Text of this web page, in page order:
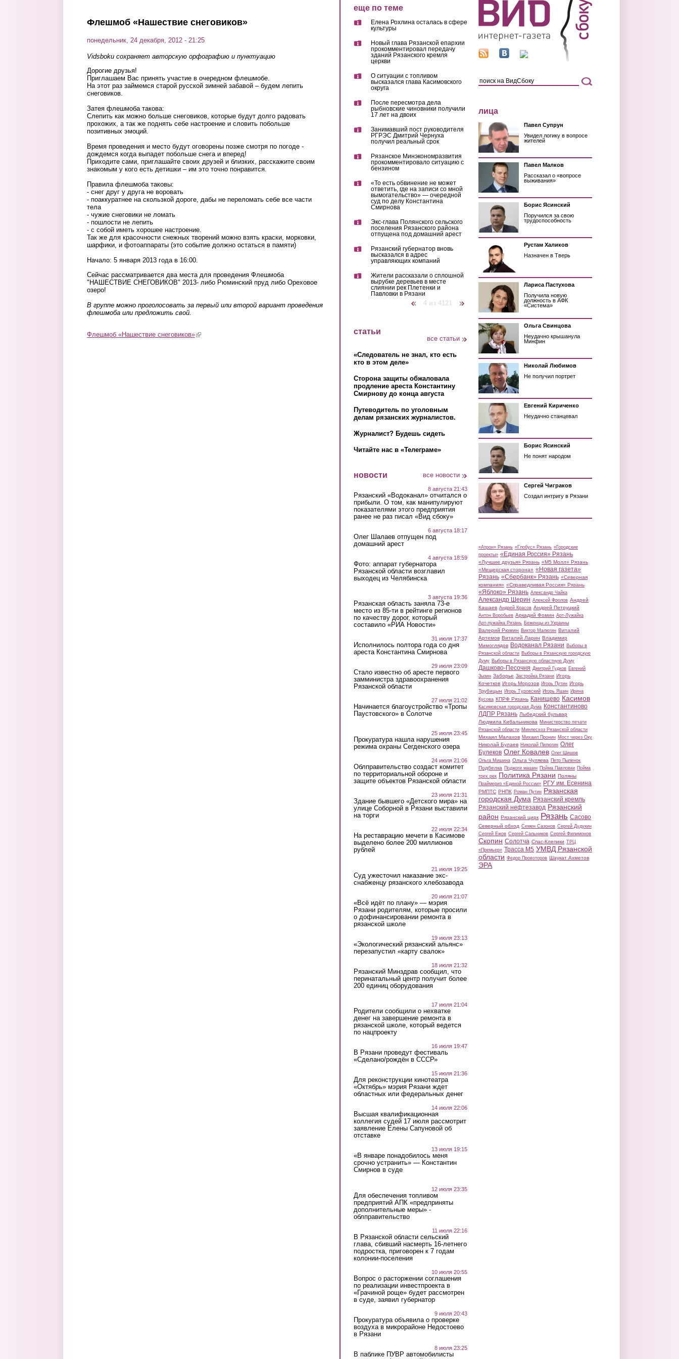
Флешмоб «Нашествие снеговиков»
понедельник, 24 декабря, 2012 - 21:25
Vidsboku сохраняет авторскую орфографию и пунктуацию
Дорогие друзья!
Приглашаем Вас принять участие в очередном флешмобе.
На этот раз займемся старой русской зимней забавой – будем лепить
снеговиков.
Затея флешмоба такова:
Слепить как можно больше снеговиков, которые будут долго радовать
прохожих, а так же поднять себе настроение и словить побольше
позитивных эмоций.
Время проведения и место будут оговорены позже смотря по погоде -
дождемся когда выпадет побольше снега и вперед!
Приходите сами, приглашайте своих друзей и близких, расскажите своим
знакомым у кого есть детишки – им это точно понравится.
Правила флешмоба таковы:
- снег друг у друга не воровать
- поаккуратнее на скользкой дороге, дабы не переломать себе все части
тела
- чужие снеговики не ломать
- пошлости не лепить
- с собой иметь хорошее настроение.
Так же для красочности снежных творений можно взять краски, морковки,
шарфики, и фотоаппараты (это событие должно остаться в памяти)
Начало: 5 января 2013 года в 16:00.
Сейчас рассматривается два места для проведения Флешмоба
"НАШЕСТВИЕ СНЕГОВИКОВ" 2013- либо Рюминский пруд либо Ореховое
озеро!
В группе можно проголосовать за первый или второй вариант проведения
флешмоба или предложить свой.
Флешмоб «Нашествие снеговиков»(link is external)
еще по теме
Елена Рохлина осталась в сфере
культуры
Новый глава Рязанской епархии
прокомментировал передачу
зданий Рязанского кремля
церкви
О ситуации с топливом
высказался глава Касимовского
округа
После пересмотра дела
рыбновские чиновники получили
17 лет на двоих
Занимавший пост руководителя
РГРЭС Дмитрий Чернуха
получил реальный срок
Рязанское Минэкономразвития
прокомментировало ситуацию с
бензином
«То есть обвинение не может
ответить, где на записи со мной
вымогательство» — очередной
суд по делу Константина
Смирнова
Экс-глава Полянского сельского
поселения Рязанского района
отпущена под домашний арест
Рязанский губернатор вновь
высказался в адрес
управляющих компаний
Жители рассказали о сплошной
вырубке деревьев в месте
слиянии рек Плетенки и
Павловки в Рязани
4 из 4121
статьи
все статьи
«Следователь не знал, кто есть
кто в этом деле»
Сторона защиты обжаловала
продление ареста Константину
Смирнову до конца августа
Путеводитель по уголовным
делам рязанских журналистов.
Журналист? Будешь сидеть
Читайте нас в «Телеграме»
новости все новости
8 августа 21:43
Рязанский «Водоканал» отчитался о
прибыли. О том, как манипулируют
показателями этого предприятия
ранее не раз писал «Вид сбоку»
6 августа 18:17
Олег Шалаев отпущен под
домашний арест
4 августа 18:59
Фото: аппарат губернатора
Рязанской области возглавил
выходец из Челябинска
3 августа 19:36
Рязанская область заняла 73-е
место из 85-ти в рейтинге регионов
по качеству дорог, который
составило «РИА Новости»
31 июля 17:37
Исполнилось полтора года со дня
ареста Константина Смирнова
29 июля 23:09
Стало известно об аресте первого
замминистра здравоохранения
Рязанской области
27 июля 21:02
Начинается благоустройство «Тропы
Паустовского» в Солотче
25 июля 23:45
Прокуратура нашла нарушения
режима охраны Сегденского озера
24 июля 21:06
Облправительство создаст комитет
по территориальной обороне и
защите объектов Рязанской области
23 июля 21:31
Здание бывшего «Детского мира» на
улице Соборной в Рязани выставили
на торги
22 июля 22:34
На реставрацию мечети в Касимове
выделено более 200 миллионов
рублей
21 июля 19:25
Суд ужесточил наказание экс-
снабженцу рязанского хлебозавода
20 июля 21:07
«Всё идёт по плану» — мэрия
Рязани родителям, которые просили
о дофинансировании ремонта в
рязанской школе
19 июля 23:13
«Экологический рязанский альянс»
перезапустил «карту свалок»
18 июля 21:32
Рязанский Минздрав сообщил, что
перинатальный центр получит более
200 единиц оборудования
17 июля 21:04
Родители сообщили о нехватке
денег на завершение ремонта в
рязанской школе, который ведется
по нацпроекту
16 июля 19:47
В Рязани проведут фестиваль
«Сделано/рождён в СССР»
15 июля 21:36
Для реконструкции кинотеатра
«Октябрь» мэрия Рязани ждет
областных или федеральных денег
14 июля 22:06
Высшая квалификационная
коллегия судей 17 июля рассмотрит
заявление Елены Сапуновой об
отставке
13 июля 19:15
«В январе понадобилось меня
срочно устранить» — Константин
Смирнов в суде
12 июля 23:35
Для обеспечения топливом
предприятий АПК «предприняты
дополнительные меры» -
облправительство
11 июля 22:16
В Рязанской области сельский
глава, сбивший насмерть 16-летнего
подростка, приговорен к 7 годам
колонии-поселения
10 июля 20:55
Вопрос о расторжении соглашения
по реализации инвестпроекта в
«Грачиной роще» будет рассмотрен
в суде, заявил губернатор
9 июля 20:43
Прокуратура объявила о проверке
воздуха в микрорайоне Недостоево
в Рязани
8 июля 23:25
В паблике ПУВР автомобилисты
лица
Павел Супрун
Увидел логику в вопросе
жителей
Павел Малков
Рассказал о «вопросе
выживания»
Борис Ясинский
Поручился за свою
трудоспособность
Рустам Халиков
Назначен в Тверь
Лариса Пастухова
Получила новую
должность в АФК
«Система»
Ольга Свинцова
Неудачно крышанула
Минфин
Николай Любимов
Не получил портрет
Евгений Кириченко
Неудачно станцевал
Борис Ясинский
Не понят народом
Сергей Чиграков
Создал интригу в Рязани
«Атрон» Рязань «Глобус» Рязань «Городские
проекты» «Единая Россия» Рязань
«Лучшие друзья» Рязань «М5 Молл» Рязань
«Мещерская сторона» «Новая газета»
Рязань «Сбербанк» Рязань «Северная
компания» «Справедливая Россия» Рязань
«Яблоко» Рязань Александр Чайка
Александр Шерин Алексей Фролов Андрей
Кашаев Андрей Красов Андрей Петруцкий
Антон Воробьев Аркадий Фомин Арт-Лужайка
Арт-лужайка Рязань Беженцы из Украины
Валерий Рюмин Виктор Малюгин Виталий
Артемов Виталий Ларин Владимир
Мимоглядов Водоканал Рязани Выборы в
Рязанской области Выборы в Рязанскую городскую
Думу Выборы в Рязанскую областную Думу
Дашково-Песочня Дмитрий Гудков Евгений
Зызин Заборье Застройка Рязани Игорь
Кочетков Игорь Морозов Игорь Путин Игорь
Трубицын Игорь Туровский Игорь Яшин Ирина
Кусова КПРФ Рязань Канищево Касимов
Касимовская городская Дума Константиново
ЛДПР Рязань Лыбедский бульвар
Людмила Кибальникова Министерство печати
Рязанской области Минлесхоз Рязанской области
Михаил Малахов Михаил Пронин Мост через Оку
Николай Булаев Николай Пилюгин Олег
Булеков Олег Ковалев Олег Шишов
Ольга Мишина Ольга Чуляева Петр Пыленок
Подбелка Поджоги машин Пойма Павловки Пойма
трех рек Политика Рязани Поляны
Праймериз «Единой России» РГУ им. Есенина
РМПТС РНПК Роман Путин Рязанская
городская Дума Рязанский кремль
Рязанский нефтезавод Рязанский
район Рязанский цирк Рязань Сасово
Северный обход Семен Сазонов Сергей Дудукин
Сергей Ежов Сергей Сальников Сергей Филимонов
Скопин Солотча Спас-Клепики ТРЦ
«Премьер» Трасса М5 УМВД Рязанской
области Федор Провоторов Шаукат Ахметов
ЭРА